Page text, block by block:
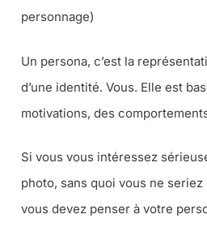
personnage)
Un persona, c’est la
d’une identité. Vous. Elle est
motivations, des
Si vous vous intéressez
photo, sans quoi vous ne
vous devez penser à votre